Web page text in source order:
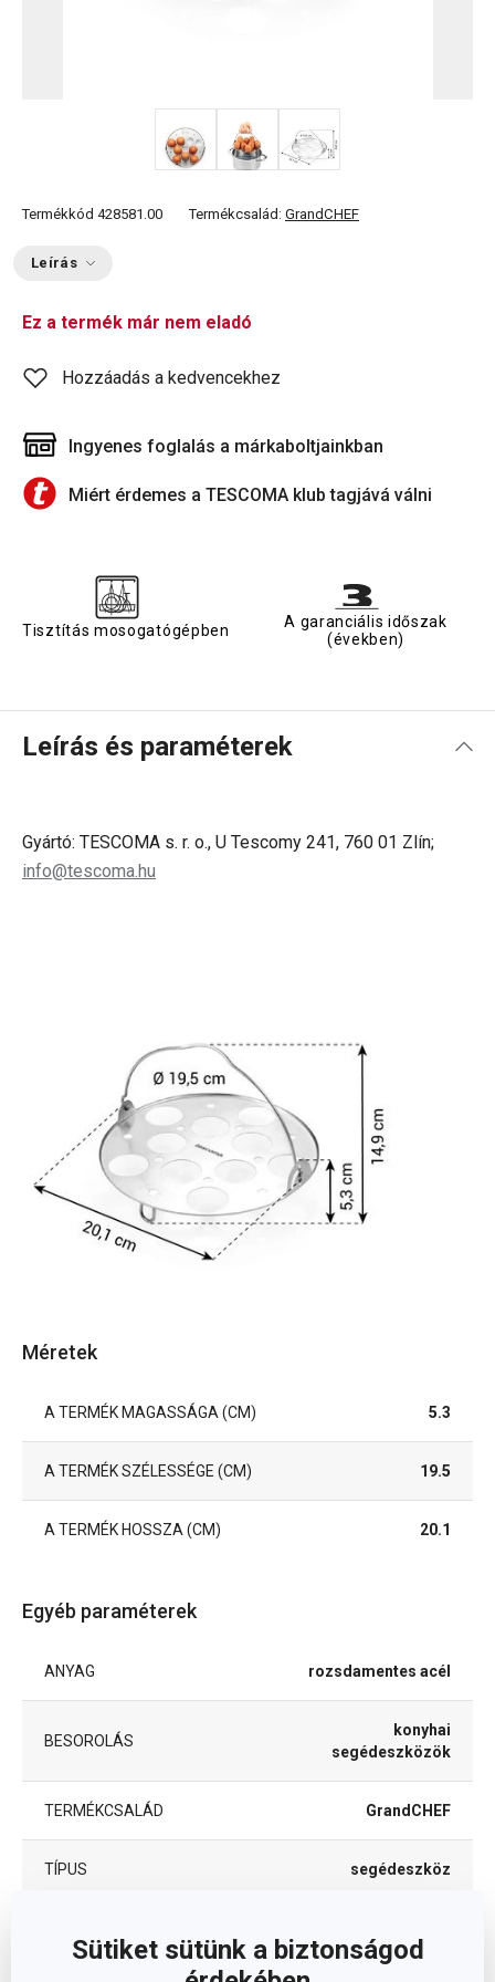
Sütiket sütünk a biztonságod
Termékkód 428581.00 Termékcsalád: GrandCHEF
Leírás
Ez a termék már nem eladó
Hozzáadás a kedvencekhez
Ingyenes foglalás a márkaboltjainkban
Miért érdemes a TESCOMA klub tagjává válni
Tisztítás mosogatógépben
A garanciális időszak
(években)
Leírás és paraméterek
Gyártó: TESCOMA s. r. o., U Tescomy 241, 760 01 Zlín;
info@tescoma.hu
Méretek
A TERMÉK MAGASSÁGA (CM) 5.3
A TERMÉK SZÉLESSÉGE (CM) 19.5
A TERMÉK HOSSZA (CM) 20.1
Egyéb paraméterek
ANYAG rozsdamentes acél
BESOROLÁS
konyhai
segédeszközök
TERMÉKCSALÁD GrandCHEF
TÍPUS segédeszköz
MOSOGATÓGÉPBEN